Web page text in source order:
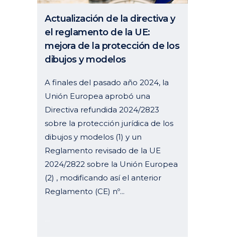
Actualización de la directiva y
el reglamento de la UE:
mejora de la protección de los
dibujos y modelos
A finales del pasado año 2024, la
Unión Europea aprobó una
Directiva refundida 2024/2823
sobre la protección jurídica de los
dibujos y modelos (1) y un
Reglamento revisado de la UE
2024/2822 sobre la Unión Europea
(2) , modificando así el anterior
Reglamento (CE) nº...